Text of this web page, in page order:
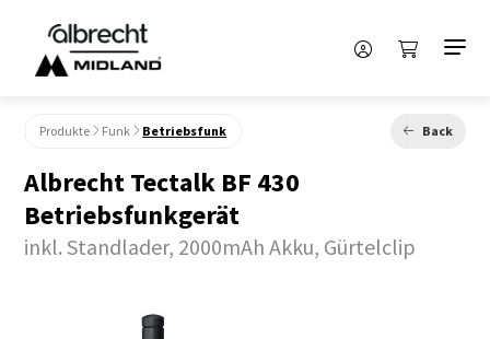
Produkte Funk Betriebsfunk Back
Albrecht Tectalk BF 430
Betriebsfunkgerät
inkl. Standlader, 2000mAh Akku, Gürtelclip